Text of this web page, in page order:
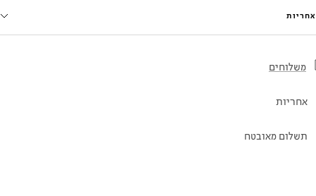
אחריות
משלוחים
אחריות
תשלום מאובטח